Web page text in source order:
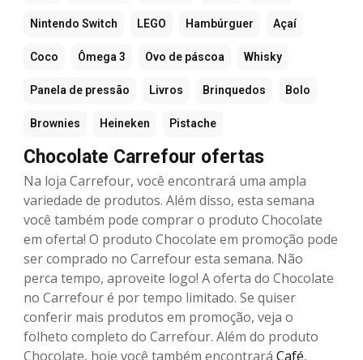
Nintendo Switch LEGO Hambúrguer Açaí
Coco Ômega 3 Ovo de páscoa Whisky
Panela de pressão Livros Brinquedos Bolo
Brownies Heineken Pistache
Chocolate Carrefour ofertas
Na loja Carrefour, você encontrará uma ampla
variedade de produtos. Além disso, esta semana
você também pode comprar o produto Chocolate
em oferta! O produto Chocolate em promoção pode
ser comprado no Carrefour esta semana. Não
perca tempo, aproveite logo! A oferta do Chocolate
no Carrefour é por tempo limitado. Se quiser
conferir mais produtos em promoção, veja o
folheto completo do Carrefour. Além do produto
Chocolate, hoje você também encontrará Café,